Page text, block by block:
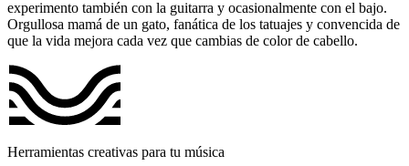
experimento también con la guitarra y ocasionalmente con el bajo.
Orgullosa mamá de un gato, fanática de los tatuajes y convencida de
que la vida mejora cada vez que cambias de color de cabello.
Herramientas creativas para tu música